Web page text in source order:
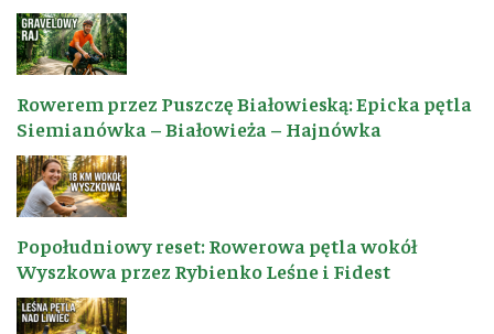
Rowerem przez Puszczę Białowieską: Epicka pętla
Siemianówka – Białowieża – Hajnówka
Popołudniowy reset: Rowerowa pętla wokół
Wyszkowa przez Rybienko Leśne i Fidest